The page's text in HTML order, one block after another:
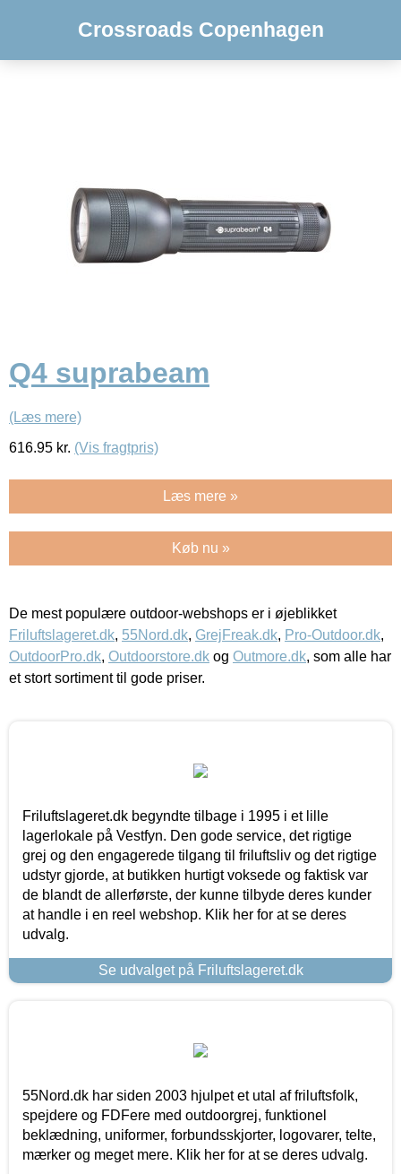
Crossroads Copenhagen
Q4 suprabeam
(Læs mere)
616.95 kr. (Vis fragtpris)
Læs mere »
Køb nu »
De mest populære outdoor-webshops er i øjeblikket
Friluftslageret.dk, 55Nord.dk, GrejFreak.dk, Pro-Outdoor.dk,
OutdoorPro.dk, Outdoorstore.dk og Outmore.dk, som alle har
et stort sortiment til gode priser.
Friluftslageret.dk begyndte tilbage i 1995 i et lille
lagerlokale på Vestfyn. Den gode service, det rigtige
grej og den engagerede tilgang til friluftsliv og det rigtige
udstyr gjorde, at butikken hurtigt voksede og faktisk var
de blandt de allerførste, der kunne tilbyde deres kunder
at handle i en reel webshop. Klik her for at se deres
udvalg.
Se udvalget på Friluftslageret.dk
55Nord.dk har siden 2003 hjulpet et utal af friluftsfolk,
spejdere og FDFere med outdoorgrej, funktionel
beklædning, uniformer, forbundsskjorter, logovarer, telte,
mærker og meget mere. Klik her for at se deres udvalg.